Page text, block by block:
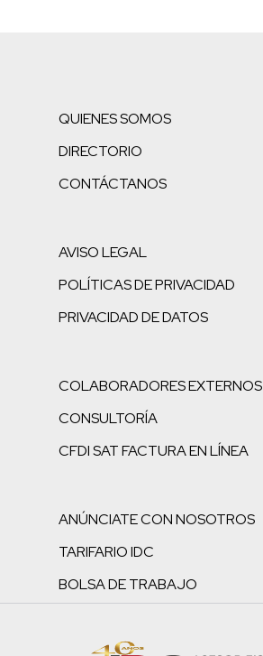
QUIENES SOMOS
DIRECTORIO
CONTÁCTANOS
AVISO LEGAL
POLÍTICAS DE PRIVACIDAD
PRIVACIDAD DE DATOS
COLABORADORES EXTERNOS
CONSULTORÍA
CFDI SAT FACTURA EN LÍNEA
ANÚNCIATE CON NOSOTROS
TARIFARIO IDC
BOLSA DE TRABAJO